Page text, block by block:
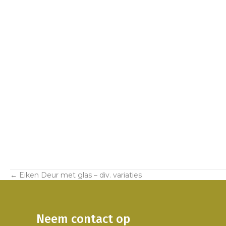
Posts
← Eiken Deur met glas – div. variaties
Neem contact op